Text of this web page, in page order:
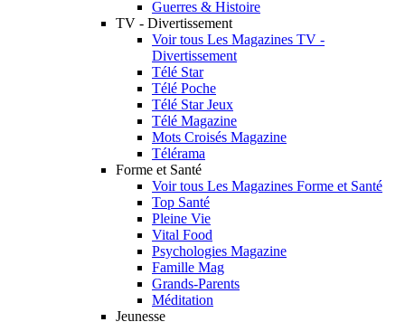
Guerres & Histoire
TV - Divertissement
Voir tous Les Magazines TV -
Divertissement
Télé Star
Télé Poche
Télé Star Jeux
Télé Magazine
Mots Croisés Magazine
Télérama
Forme et Santé
Voir tous Les Magazines Forme et Santé
Top Santé
Pleine Vie
Vital Food
Psychologies Magazine
Famille Mag
Grands-Parents
Méditation
Jeunesse